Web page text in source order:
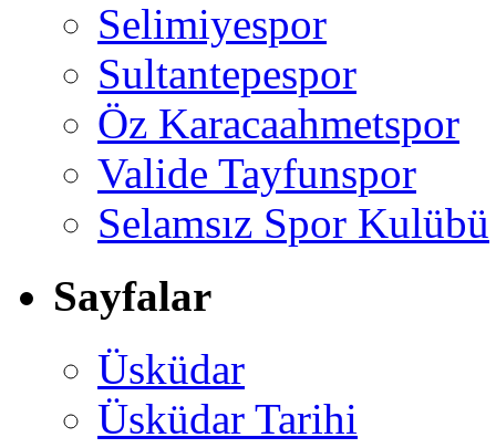
Selimiyespor
Sultantepespor
Öz Karacaahmetspor
Valide Tayfunspor
Selamsız Spor Kulübü
Sayfalar
Üsküdar
Üsküdar Tarihi